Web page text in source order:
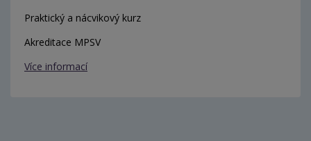
Praktický a nácvikový kurz
Akreditace MPSV
Více informací